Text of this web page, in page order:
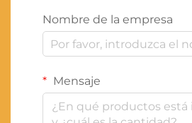
Nombre de la empresa
Mensaje